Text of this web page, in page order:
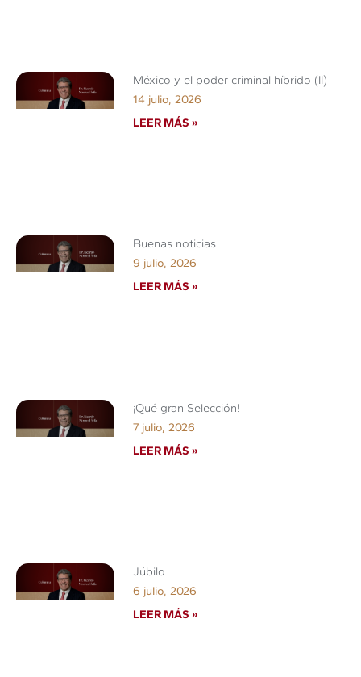
México y el poder criminal híbrido (II)
14 julio, 2026
LEER MÁS »
Buenas noticias
9 julio, 2026
LEER MÁS »
¡Qué gran Selección!
7 julio, 2026
LEER MÁS »
Júbilo
6 julio, 2026
LEER MÁS »